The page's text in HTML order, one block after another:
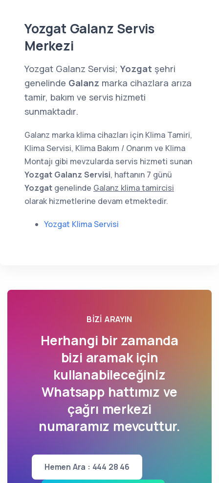
Yozgat Galanz Servis
Merkezi
Yozgat Galanz Servisi; Yozgat şehri
genelinde Galanz marka cihazlara arıza
tamir, bakım ve servis hizmeti
sunmaktadır.
Galanz marka klima cihazları için Klima Tamiri,
Klima Servisi, Klima Bakım / Onarım ve Klima
Montajı gibi mevzularda servis hizmeti sunan
Yozgat Galanz Servisi, haftanın 7 günü
Yozgat genelinde Galanz klima tamircisi
olarak hizmetlerine devam etmektedir.
Yozgat Klima Servisi
BIZI ARAYIN
Herhangi bir zamanda
bizi aramak için
kullanabileceğiniz
Whatsapp hattımız ve
çağrı merkezi
numaramız mevcuttur.
Hemen Ara : 444 28 46